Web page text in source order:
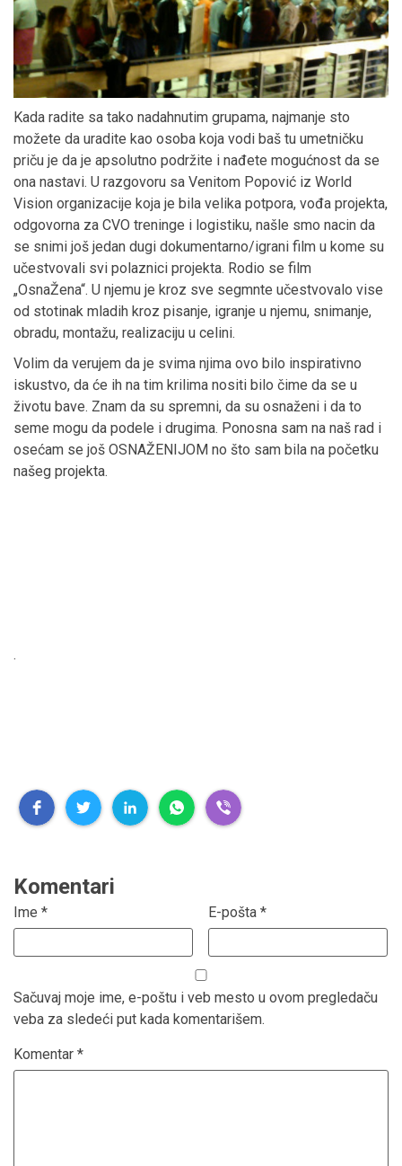
Kada radite sa tako nadahnutim grupama, najmanje sto
možete da uradite kao osoba koja vodi baš tu umetničku
priču je da je apsolutno podržite i nađete mogućnost da se
ona nastavi. U razgovoru sa Venitom Popović iz World
Vision organizacije koja je bila velika potpora, vođa projekta,
odgovorna za CVO treninge i logistiku, našle smo nacin da
se snimi još jedan dugi dokumentarno/igrani film u kome su
učestvovali svi polaznici projekta. Rodio se film
„OsnaŽena“. U njemu je kroz sve segmnte učestvovalo vise
od stotinak mladih kroz pisanje, igranje u njemu, snimanje,
obradu, montažu, realizaciju u celini.
Volim da verujem da je svima njima ovo bilo inspirativno
iskustvo, da će ih na tim krilima nositi bilo čime da se u
životu bave. Znam da su spremni, da su osnaženi i da to
seme mogu da podele i drugima. Ponosna sam na naš rad i
osećam se još OSNAŽENIJOM no što sam bila na početku
našeg projekta.
.
Komentari
Ime * E-pošta *
Sačuvaj moje ime, e-poštu i veb mesto u ovom pregledaču
veba za sledeći put kada komentarišem.
Komentar *